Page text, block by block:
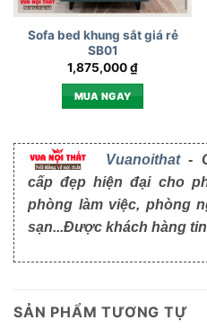
Sofa bed khung sắt giá rẻ
SB01
1,875,000₫
MUA NGAY
Vuanoithat-
cấp đẹp hiện đại cho
phòng làm việc, phòng
sạn...Được khách hàng
SẢN PHẨM TƯƠNG TỰ